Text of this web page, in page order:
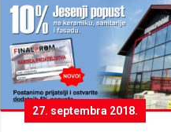
27. septembra 2018.